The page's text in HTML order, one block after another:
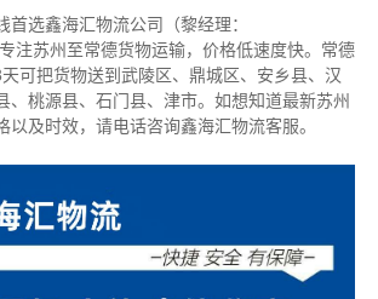
首选鑫海汇物流公司（黎经理：
注苏州至常德货物运输，价格低速度快。 常德
可把货物送到 武陵区、鼎城区、安乡县、汉
、桃源县、石门县、津市。 如想知道最新苏州
以及时效，请电话咨询鑫海汇物流客服。